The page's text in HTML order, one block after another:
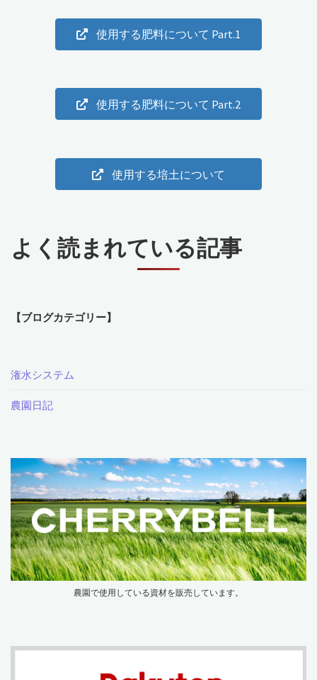
使用する肥料について Part.1
使用する肥料について Part.2
使用する培土について
よく読まれている記事
【ブログカテゴリー】
潅水システム
農園日記
農園で使用している資材を販売しています。